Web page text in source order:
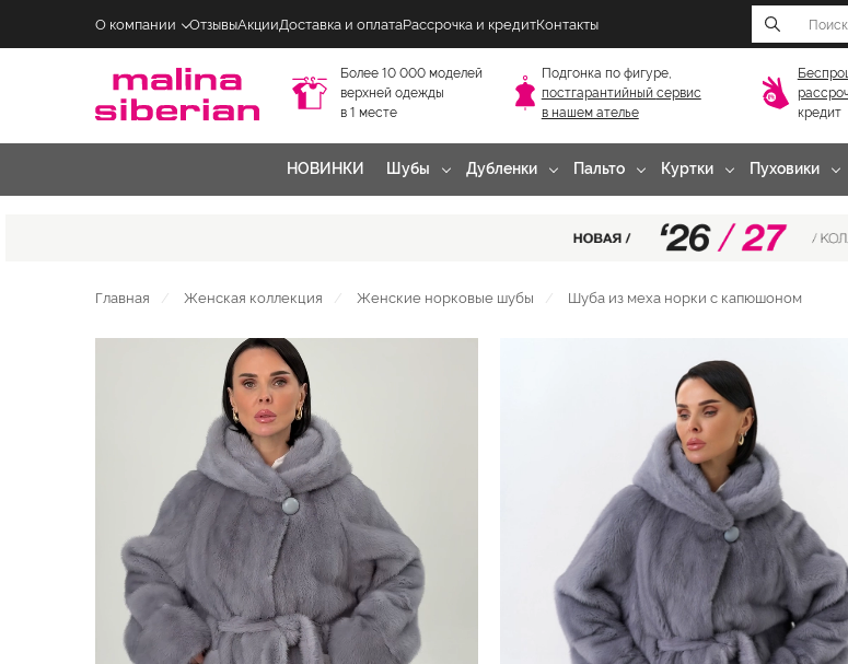
О компании ОтзывыАкцииДоставка и оплатаРассрочка и кредитКонтакты
Более 10 000 моделей
верхней одежды
в 1 месте
Подгонка по фигуре,
постгарантийный сервис
в нашем ателье
кредит
НОВИНКИ Шубы Дубленки Пальто Куртки Пуховики
Главная Женская коллекция Женские норковые шубы Шуба из меха норки с капюшоном